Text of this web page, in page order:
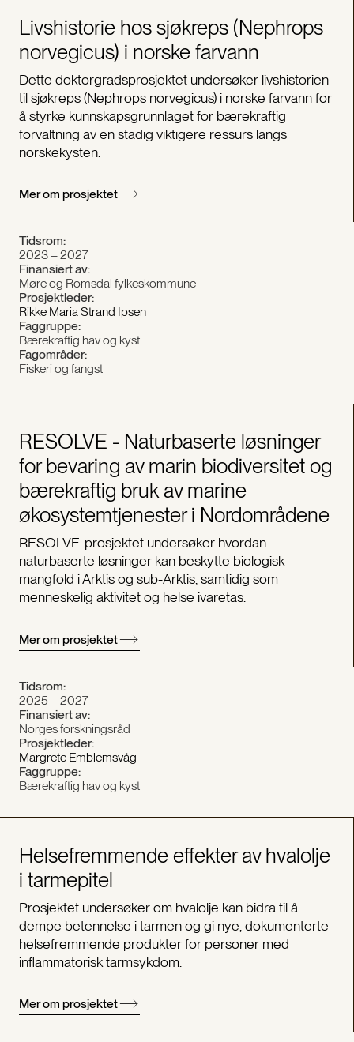
Livshistorie hos sjøkreps (Nephrops
norvegicus) i norske farvann
Dette doktorgradsprosjektet undersøker livshistorien
til sjøkreps (Nephrops norvegicus) i norske farvann for
å styrke kunnskapsgrunnlaget for bærekraftig
forvaltning av en stadig viktigere ressurs langs
norskekysten.
Mer om prosjektet
Tidsrom:
2023 – 2027
Finansiert av:
Møre og Romsdal fylkeskommune
Prosjektleder:
Rikke Maria Strand Ipsen
Faggruppe:
Bærekraftig hav og kyst
Fagområder:
Fiskeri og fangst
RESOLVE - Naturbaserte løsninger
for bevaring av marin biodiversitet og
bærekraftig bruk av marine
økosystemtjenester i Nordområdene
RESOLVE-prosjektet undersøker hvordan
naturbaserte løsninger kan beskytte biologisk
mangfold i Arktis og sub-Arktis, samtidig som
menneskelig aktivitet og helse ivaretas.
Mer om prosjektet
Tidsrom:
2025 – 2027
Finansiert av:
Norges forskningsråd
Prosjektleder:
Margrete Emblemsvåg
Faggruppe:
Bærekraftig hav og kyst
Helsefremmende effekter av hvalolje
i tarmepitel
Prosjektet undersøker om hvalolje kan bidra til å
dempe betennelse i tarmen og gi nye, dokumenterte
helsefremmende produkter for personer med
inflammatorisk tarmsykdom.
Mer om prosjektet